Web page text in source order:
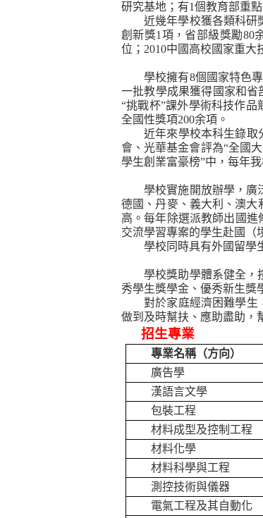
研究基地；有1個教育部重點
近幾年學校獲各類科研
創新獎1 項，省部級獎勵80
位； 2010中國高校國家重大
學校擁有8個國家特色專
一批教學成果獲得國家和省
“挑戰杯”課外學術科技作
全國性獎項200余項。
近年來學校本科生錄取
會、光華基金會評為“全國
學生創業富豪榜”中，每年
學校實施開放辦學，廣
德國、丹麥、義大利、澳大
高。每年除選派教師出國
交流學習專案的學生赴國（
學校同時具有外國留學
學校獎助學體系健全，
秀學生獎學金、優秀新生獎
對於家庭經濟困難學生
做到及時幫扶、應助盡助，
招生專業
專業名稱（方向）
廣告學
漢語言文學
包裝工程
材料成型及控制工程
材料化學
材料科學與工程
測控技術與儀器
電氣工程及其自動化